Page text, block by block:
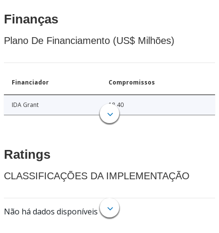
Finanças
Plano De Financiamento (US$ Milhões)
Financiador Compromissos
IDA Grant 18.40
Ratings
CLASSIFICAÇÕES DA IMPLEMENTAÇÃO
Não há dados disponíveis